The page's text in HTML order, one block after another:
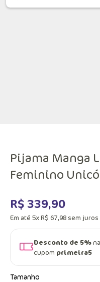
Pijama Manga
Feminino
R$ 339,90
Em até 5xR$ 67,98 sem juros
Desconto de 5%
cupom primeira5
Tamanho